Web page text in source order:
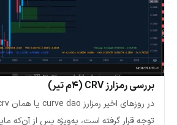
بررسی رمزارز CRV (۴م تیر)
توجه قرار گرفته است، به‌ویژه پس از آن‌که